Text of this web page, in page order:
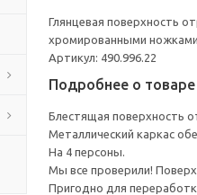
Глянцевая поверхность
хромированными
Артикул: 490.996.22
Подробнее о товаре
Блестящая поверхность
Металлический каркас
На 4 персоны.
Мы все проверили!
Пригодно для